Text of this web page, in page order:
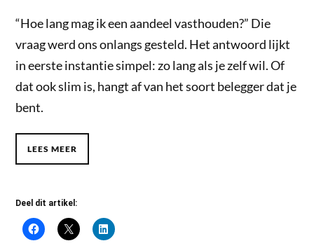
“Hoe lang mag ik een aandeel vasthouden?” Die
vraag werd ons onlangs gesteld. Het antwoord lijkt
in eerste instantie simpel: zo lang als je zelf wil. Of
dat ook slim is, hangt af van het soort belegger dat je
bent.
LEES MEER
Deel dit artikel: